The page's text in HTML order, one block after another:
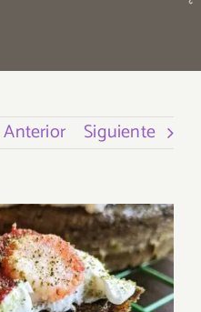
Anterior Siguiente